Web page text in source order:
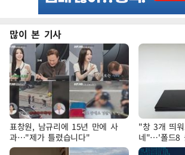
많이 본 기사
표창원, 남규리에 15년 만에 사
과…"제가 틀렸습니다"
"창 3개 띄
네"…'폴드8
니